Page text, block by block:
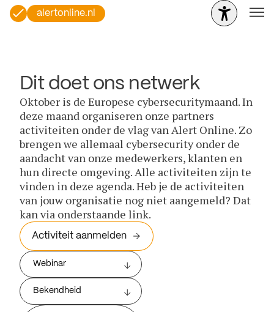
alertonline.nl
Dit doet ons netwerk
Oktober is de Europese cybersecuritymaand. In
deze maand organiseren onze partners
activiteiten onder de vlag van Alert Online. Zo
brengen we allemaal cybersecurity onder de
aandacht van onze medewerkers, klanten en
hun directe omgeving. Alle activiteiten zijn te
vinden in deze agenda. Heb je de activiteiten
van jouw organisatie nog niet aangemeld? Dat
kan via onderstaande link.
Activiteit aanmelden
Webinar
Bekendheid